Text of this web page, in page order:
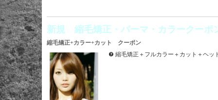
新規 縮毛矯正・パーマ・カラークーポ
縮毛矯正+カラー+カット クーポン
❼ 縮毛矯正＋フルカラー＋カット＋ヘ